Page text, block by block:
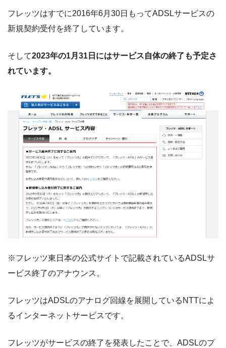
フレッツはすでに2016年6月30日もってADSLサービスの
新規契約受付を終了しています。
そして2023年の1月31日にはサービス自体の終了も予定さ
れています。
※フレッツ東日本の公式サイトで記載されているADSLサ
ービス終了のアナウンス。
フレッツはADSLのアナログ回線を展開しているNTTによ
るインターネットサービスです。
フレッツがサービスの終了を発表したことで、ADSLのプ